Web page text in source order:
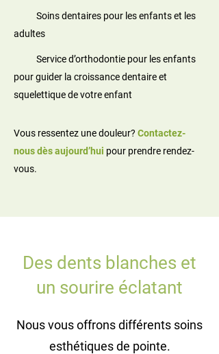
Soins dentaires pour les enfants et les
adultes
Service d’orthodontie pour les enfants
pour guider la croissance dentaire et
squelettique de votre enfant
Vous ressentez une douleur? Contactez-
nous dès aujourd’hui pour prendre rendez-
vous.
Des dents blanches et
un sourire éclatant
Nous vous offrons différents soins
esthétiques de pointe.